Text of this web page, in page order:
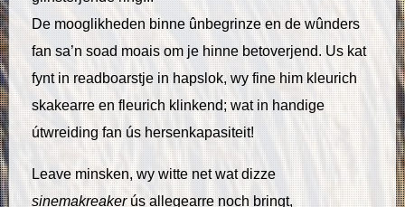
De mooglikheden binne ûnbegrinze en de wûnders
fan sa’n soad moais om je hinne betoverjend. Us kat
fynt in readboarstje in hapslok, wy fine him kleurich
skakearre en fleurich klinkend; wat in handige
útwreiding fan ús hersenkapasiteit!
Leave minsken, wy witte net wat dizze
sinemakreakerús allegearre noch bringt,